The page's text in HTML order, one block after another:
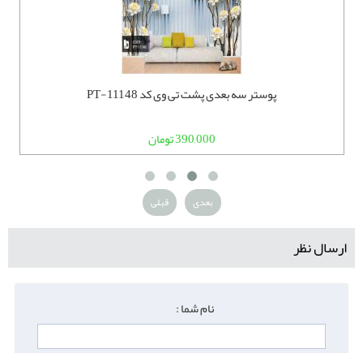
پوستر سه بعدی پشت تی وی کد PT-11148
390,000 تومان
قبلی بعدی
ارسال نظر
نام شما :